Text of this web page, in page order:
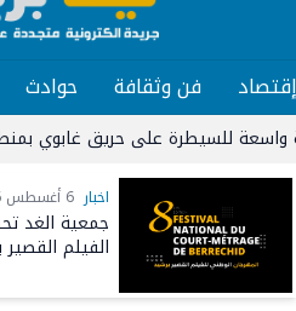
إقتصاد فن وثقافة حوادث
على حريق غابوي بمنطقة إنفرك
اخبار 6 أغسطس 2026
جمعية الغد
الفيلم